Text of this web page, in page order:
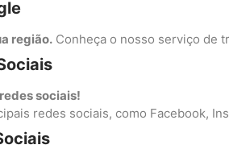
região. Conheça o nosso serviço de
sociais!
redes sociais, como Facebook,